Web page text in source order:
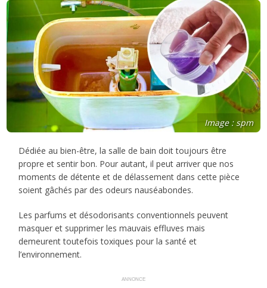
Image : spm
Dédiée au bien-être, la salle de bain doit toujours être
propre et sentir bon. Pour autant, il peut arriver que nos
moments de détente et de délassement dans cette pièce
soient gâchés par des odeurs nauséabondes.
Les parfums et désodorisants conventionnels peuvent
masquer et supprimer les mauvais effluves mais
demeurent toutefois toxiques pour la santé et
l’environnement.
ANNONCE